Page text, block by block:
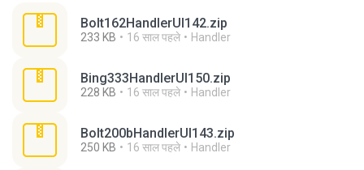
Bolt162HandlerUI142.zip
233 KB 16 साल पहले Handler
Bing333HandlerUI150.zip
228 KB 16 साल पहले Handler
Bolt200bHandlerUI143.zip
250 KB 16 साल पहले Handler